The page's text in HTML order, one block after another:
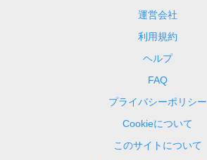
運営会社
利用規約
ヘルプ
FAQ
プライバシーポリシー
Cookieについて
このサイトについて